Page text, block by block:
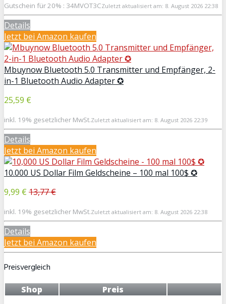
Gutschein für 20% : 34MVOT3CZuletzt aktualisiert am: 8. August 2026 22:38
Details
Jetzt bei Amazon kaufen
Mbuynow Bluetooth 5.0 Transmitter und Empfänger, 2-
in-1 Bluetooth Audio Adapter ✪
25,59 €
inkl. 19% gesetzlicher MwSt.Zuletzt aktualisiert am: 8. August 2026 22:39
Details
Jetzt bei Amazon kaufen
10.000 US Dollar Film Geldscheine – 100 mal 100$ ✪
9,99 € 13,77 €
inkl. 19% gesetzlicher MwSt.Zuletzt aktualisiert am: 8. August 2026 22:38
Details
Jetzt bei Amazon kaufen
Preisvergleich
Shop
Preis